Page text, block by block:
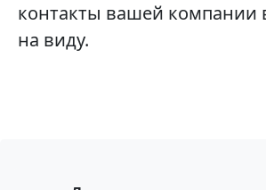
контакты вашей компании
на виду.